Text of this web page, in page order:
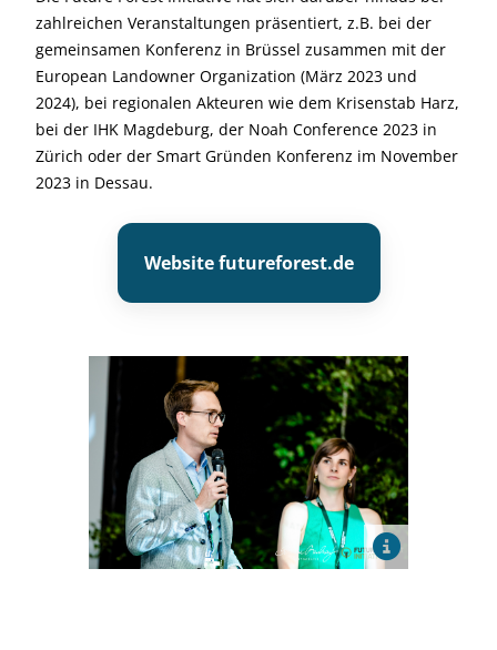
zahlreichen Veranstaltungen präsentiert, z.B. bei der
gemeinsamen Konferenz in Brüssel zusammen mit der
European Landowner Organization (März 2023 und
2024), bei regionalen Akteuren wie dem Krisenstab Harz,
bei der IHK Magdeburg, der Noah Conference 2023 in
Zürich oder der Smart Gründen Konferenz im November
2023 in Dessau.
Website futureforest.de